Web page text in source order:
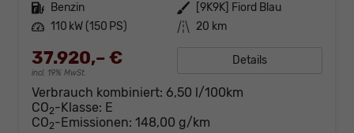
Kraftstoff Benzin Außenfarbe
[9K9K] Fiord Blau
Leistung 110 kW (150 PS) Kilometerstand 20 km
37.920,– €
incl. 19% MwSt.
Details
Verbrauch kombiniert: 6,50 l/100km
CO2-Klasse: E
CO2-Emissionen: 148,00 g/km